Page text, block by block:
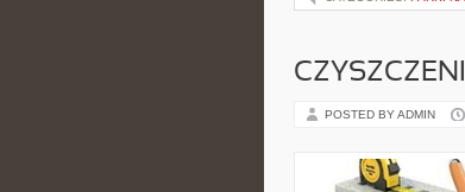
POSTED BY ADMIN